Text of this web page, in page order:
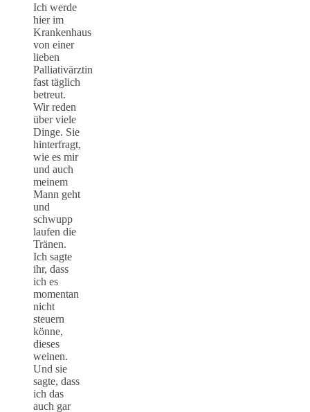
Ich werde
hier im
Krankenhaus
von einer
lieben
Palliativärztin
fast täglich
betreut.
Wir reden
über viele
Dinge. Sie
hinterfragt,
wie es mir
und auch
meinem
Mann geht
und
schwupp
laufen die
Tränen.
Ich sagte
ihr, dass
ich es
momentan
nicht
steuern
könne,
dieses
weinen.
Und sie
sagte, dass
ich das
auch gar